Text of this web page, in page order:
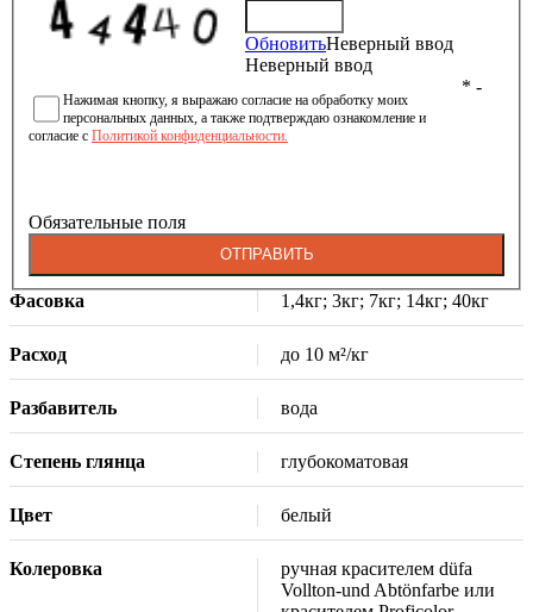
ОбновитьНеверный ввод
Нажимая кнопку, я выражаю согласие на обработку моих
персональных данных, а также подтверждаю ознакомление и
согласие с Политикой конфиденциальности.
Неверный ввод
* -
Обязательные поля
ОТПРАВИТЬ
Фасовка 1,4кг; 3кг; 7кг; 14кг; 40кг
Расход до 10 м²/кг
Разбавитель вода
Степень глянца глубокоматовая
Цвет белый
Колеровка
ручная красителем düfa
Vollton-und Abtönfarbe или